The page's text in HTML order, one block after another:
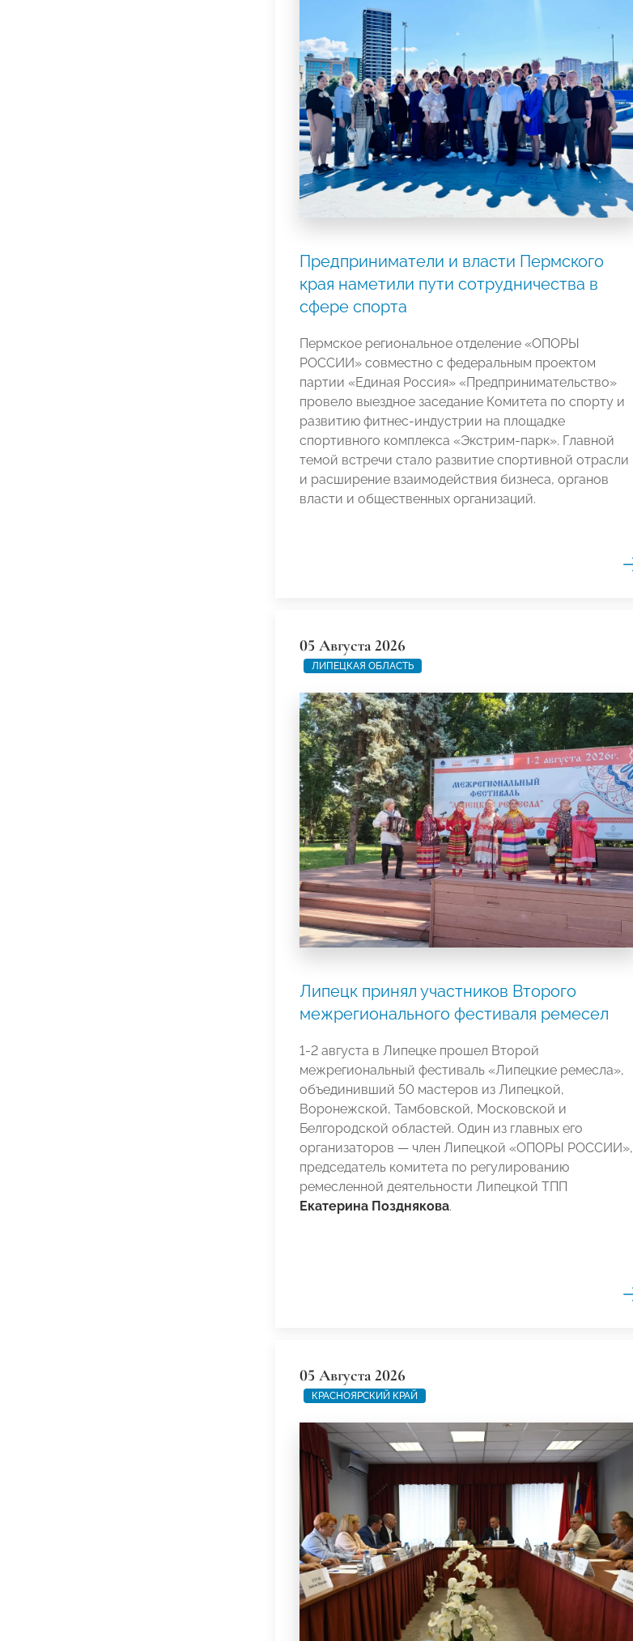
Предприниматели и власти Пермского
края наметили пути сотрудничества в
сфере спорта
Пермское региональное отделение «ОПОРЫ
РОССИИ» совместно с федеральным проектом
партии «Единая Россия» «Предпринимательство»
провело выездное заседание Комитета по спорту и
развитию фитнес-индустрии на площадке
спортивного комплекса «Экстрим-парк». Главной
темой встречи стало развитие спортивной отрасли
и расширение взаимодействия бизнеса, органов
власти и общественных организаций.
05 Августа 2026
ЛИПЕЦКАЯ ОБЛАСТЬ
Липецк принял участников Второго
межрегионального фестиваля ремесел
1-2 августа в Липецке прошел Второй
межрегиональный фестиваль «Липецкие ремесла»,
объединивший 50 мастеров из Липецкой,
Воронежской, Тамбовской, Московской и
Белгородской областей. Один из главных его
организаторов — член Липецкой «ОПОРЫ РОССИИ»,
председатель комитета по регулированию
ремесленной деятельности Липецкой ТПП
Екатерина Позднякова.
05 Августа 2026
КРАСНОЯРСКИЙ КРАЙ